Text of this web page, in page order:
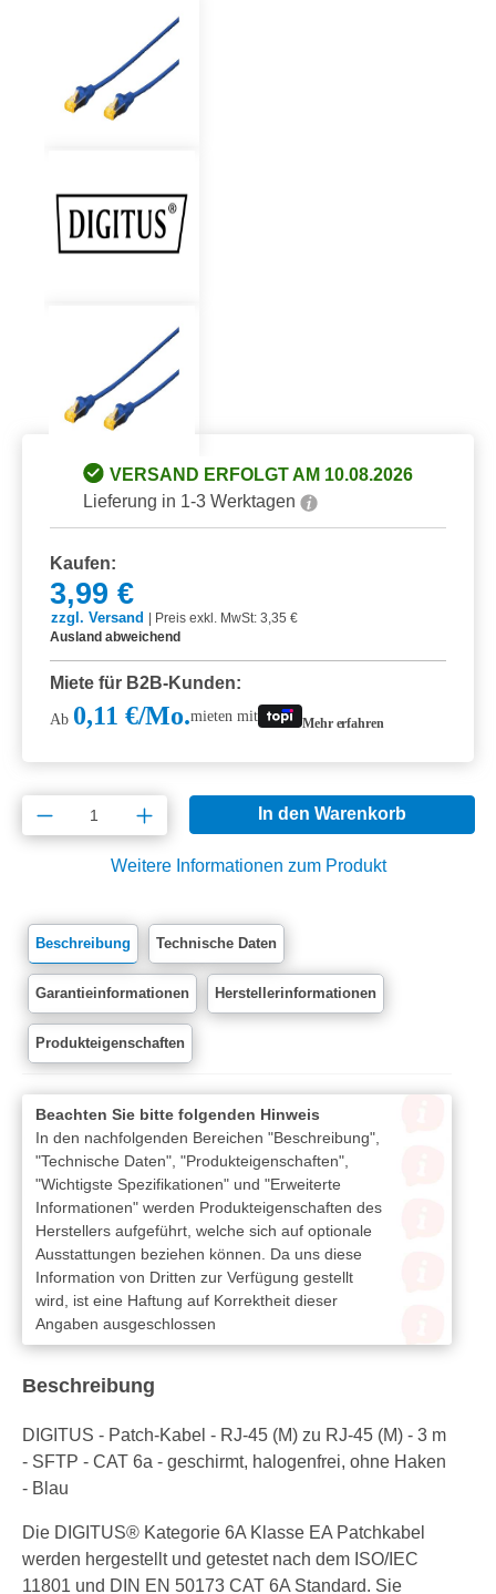
VERSAND ERFOLGT AM 10.08.2026
Lieferung in 1-3 Werktagen
Kaufen:
3,99 €
zzgl. Versand
Preis exkl. MwSt: 3,35 €
Ausland abweichend
Miete für B2B-Kunden:
Ab 0,11 €/Mo.mieten mit Mehr erfahren
Produkt Anzahl: Gib den gewünschten
In den Warenkorb
Weitere Informationen zum Produkt
Beschreibung Technische Daten
Garantieinformationen Herstellerinformationen
Produkteigenschaften
Beachten Sie bitte folgenden Hinweis
In den nachfolgenden Bereichen "Beschreibung",
"Technische Daten", "Produkteigenschaften",
"Wichtigste Spezifikationen" und "Erweiterte
Informationen" werden Produkteigenschaften des
Herstellers aufgeführt, welche sich auf optionale
Ausstattungen beziehen können. Da uns diese
Information von Dritten zur Verfügung gestellt
wird, ist eine Haftung auf Korrektheit dieser
Angaben ausgeschlossen
Beschreibung
DIGITUS - Patch-Kabel - RJ-45 (M) zu RJ-45 (M) - 3 m
- SFTP - CAT 6a - geschirmt, halogenfrei, ohne Haken
- Blau
Die DIGITUS® Kategorie 6A Klasse EA Patchkabel
werden hergestellt und getestet nach dem ISO/IEC
11801 und DIN EN 50173 CAT 6A Standard. Sie